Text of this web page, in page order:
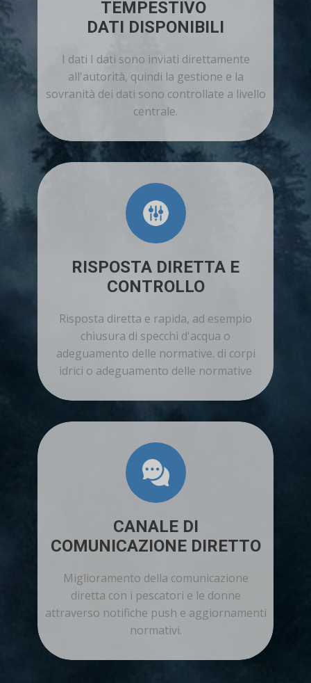
TEMPESTIVO
DATI DISPONIBILI
I dati I dati sono inviati direttamente
all'autorità, quindi la gestione e la
sovranità dei dati sono controllate a livello
centrale.
RISPOSTA DIRETTA E
CONTROLLO
Risposta diretta e rapida, ad esempio
chiusura di specchi d'acqua o
adeguamento delle normative. di corpi
idrici o adeguamento delle normative
CANALE DI
COMUNICAZIONE DIRETTO
Miglioramento della comunicazione
diretta con i pescatori e le donne
attraverso notifiche push e aggiornamenti
normativi.